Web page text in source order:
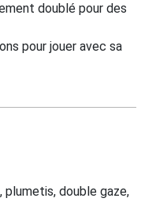
doublé pour des
pour jouer avec sa
plumetis, double gaze,